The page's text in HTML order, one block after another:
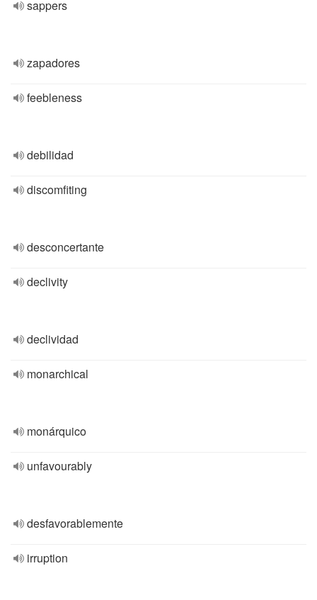
sappers
zapadores
feebleness
debilidad
discomfiting
desconcertante
declivity
declividad
monarchical
monárquico
unfavourably
desfavorablemente
irruption